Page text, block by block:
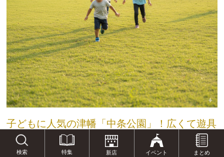
子どもに人気の津幡「中条公園」！広くて遊具
もいっぱい
検索 特集 新店 イベント まとめ